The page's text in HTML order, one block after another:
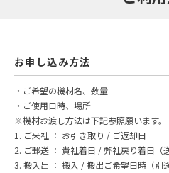
お申し込み方法
ご希望の機材名、数量
ご使用日時、場所
※機材お渡し方法は下記参照願います。
1. ご来社 ： お引き取り / ご返却日
2. ご郵送 ： 貴社着日 / 弊社戻り着日（
3. 搬入出 ： 搬入 / 搬出ご希望日時（別